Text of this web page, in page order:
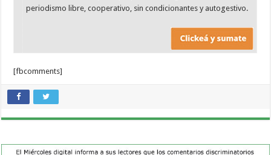
periodismo libre, cooperativo, sin condicionantes y autogestivo.
[fbcomments]